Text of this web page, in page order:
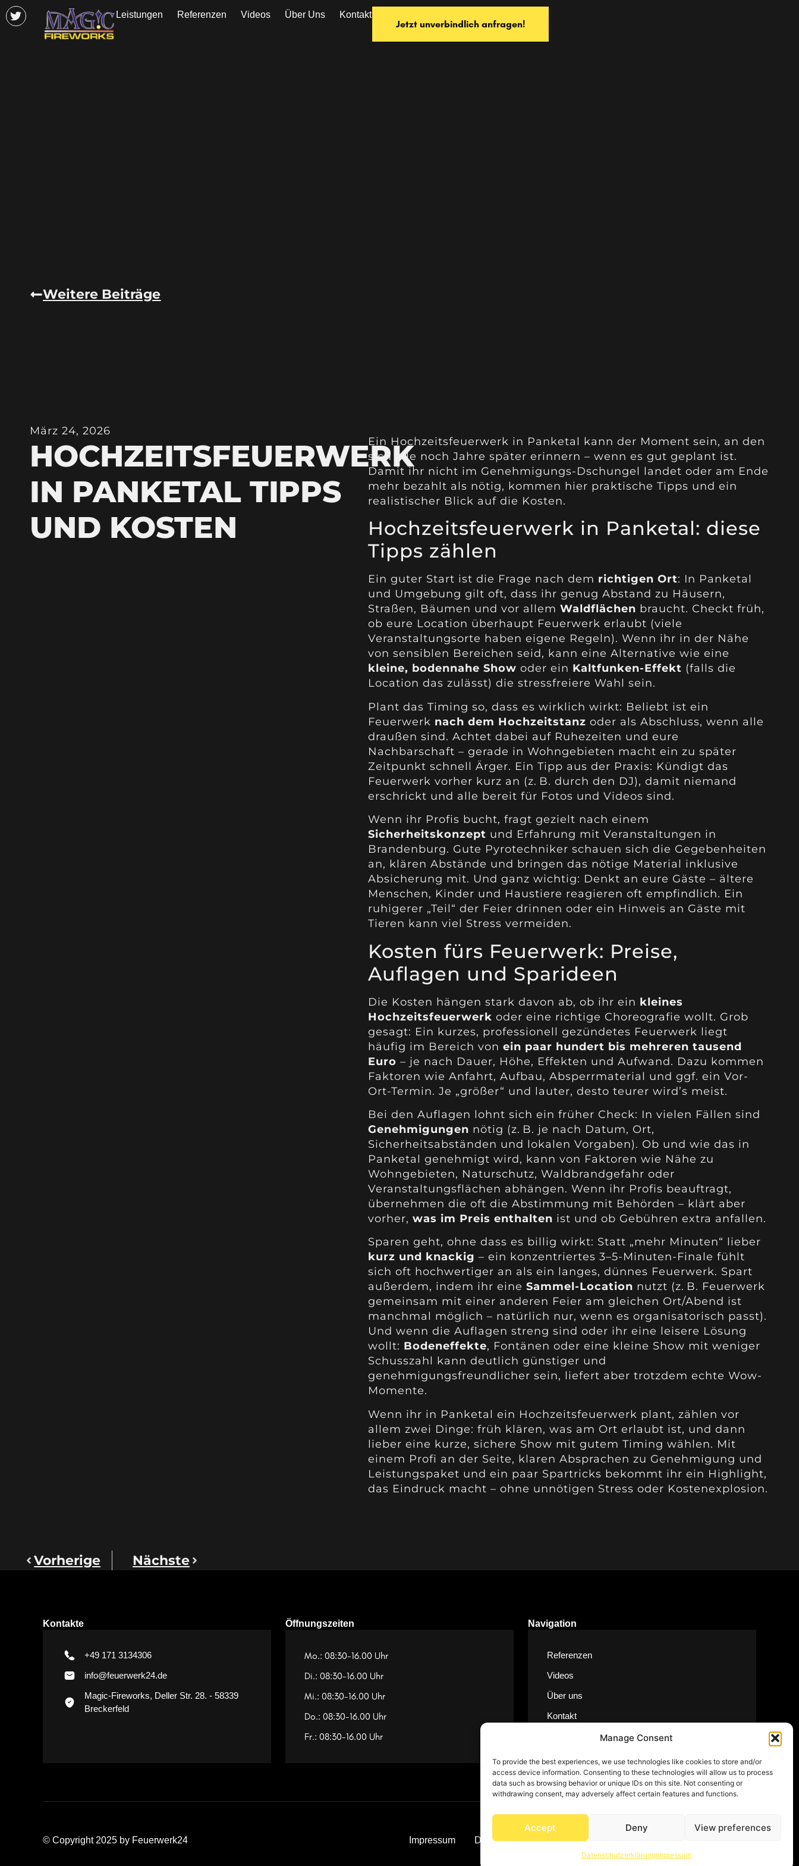
Manage Consent
To provide the best experiences, we use technologies like cookies to store and/or
access device information. Consenting to these technologies will allow us to process
data such as browsing behavior or unique IDs on this site. Not consenting or
withdrawing consent, may adversely affect certain features and functions.
Accept Deny View preferences
DatenschutzerklärungImpressum
Leistungen Referenzen Videos Über Uns Kontakt
Jetzt unverbindlich anfragen!
Weitere Beiträge
März 24, 2026
HOCHZEITSFEUERWERK
IN PANKETAL TIPPS
UND KOSTEN
Ein Hochzeitsfeuerwerk in Panketal kann der Moment sein, an den
sich alle noch Jahre später erinnern – wenn es gut geplant ist.
Damit ihr nicht im Genehmigungs-Dschungel landet oder am Ende
mehr bezahlt als nötig, kommen hier praktische Tipps und ein
realistischer Blick auf die Kosten.
Hochzeitsfeuerwerk in Panketal: diese
Tipps zählen
Ein guter Start ist die Frage nach dem richtigen Ort: In Panketal
und Umgebung gilt oft, dass ihr genug Abstand zu Häusern,
Straßen, Bäumen und vor allem Waldflächen braucht. Checkt früh,
ob eure Location überhaupt Feuerwerk erlaubt (viele
Veranstaltungsorte haben eigene Regeln). Wenn ihr in der Nähe
von sensiblen Bereichen seid, kann eine Alternative wie eine
kleine, bodennahe Show oder ein Kaltfunken-Effekt (falls die
Location das zulässt) die stressfreiere Wahl sein.
Plant das Timing so, dass es wirklich wirkt: Beliebt ist ein
Feuerwerk nach dem Hochzeitstanz oder als Abschluss, wenn alle
draußen sind. Achtet dabei auf Ruhezeiten und eure
Nachbarschaft – gerade in Wohngebieten macht ein zu später
Zeitpunkt schnell Ärger. Ein Tipp aus der Praxis: Kündigt das
Feuerwerk vorher kurz an (z. B. durch den DJ), damit niemand
erschrickt und alle bereit für Fotos und Videos sind.
Wenn ihr Profis bucht, fragt gezielt nach einem
Sicherheitskonzept und Erfahrung mit Veranstaltungen in
Brandenburg. Gute Pyrotechniker schauen sich die Gegebenheiten
an, klären Abstände und bringen das nötige Material inklusive
Absicherung mit. Und ganz wichtig: Denkt an eure Gäste – ältere
Menschen, Kinder und Haustiere reagieren oft empfindlich. Ein
ruhigerer „Teil“ der Feier drinnen oder ein Hinweis an Gäste mit
Tieren kann viel Stress vermeiden.
Kosten fürs Feuerwerk: Preise,
Auflagen und Sparideen
Die Kosten hängen stark davon ab, ob ihr ein kleines
Hochzeitsfeuerwerk oder eine richtige Choreografie wollt. Grob
gesagt: Ein kurzes, professionell gezündetes Feuerwerk liegt
häufig im Bereich von ein paar hundert bis mehreren tausend
Euro – je nach Dauer, Höhe, Effekten und Aufwand. Dazu kommen
Faktoren wie Anfahrt, Aufbau, Absperrmaterial und ggf. ein Vor-
Ort-Termin. Je „größer“ und lauter, desto teurer wird’s meist.
Bei den Auflagen lohnt sich ein früher Check: In vielen Fällen sind
Genehmigungen nötig (z. B. je nach Datum, Ort,
Sicherheitsabständen und lokalen Vorgaben). Ob und wie das in
Panketal genehmigt wird, kann von Faktoren wie Nähe zu
Wohngebieten, Naturschutz, Waldbrandgefahr oder
Veranstaltungsflächen abhängen. Wenn ihr Profis beauftragt,
übernehmen die oft die Abstimmung mit Behörden – klärt aber
vorher, was im Preis enthalten ist und ob Gebühren extra anfallen.
Sparen geht, ohne dass es billig wirkt: Statt „mehr Minuten“ lieber
kurz und knackig – ein konzentriertes 3–5-Minuten-Finale fühlt
sich oft hochwertiger an als ein langes, dünnes Feuerwerk. Spart
außerdem, indem ihr eine Sammel-Location nutzt (z. B. Feuerwerk
gemeinsam mit einer anderen Feier am gleichen Ort/Abend ist
manchmal möglich – natürlich nur, wenn es organisatorisch passt).
Und wenn die Auflagen streng sind oder ihr eine leisere Lösung
wollt: Bodeneffekte, Fontänen oder eine kleine Show mit weniger
Schusszahl kann deutlich günstiger und
genehmigungsfreundlicher sein, liefert aber trotzdem echte Wow-
Momente.
Wenn ihr in Panketal ein Hochzeitsfeuerwerk plant, zählen vor
allem zwei Dinge: früh klären, was am Ort erlaubt ist, und dann
lieber eine kurze, sichere Show mit gutem Timing wählen. Mit
einem Profi an der Seite, klaren Absprachen zu Genehmigung und
Leistungspaket und ein paar Spartricks bekommt ihr ein Highlight,
das Eindruck macht – ohne unnötigen Stress oder Kostenexplosion.
Vorherige Nächste
Kontakte
+49 171 3134306
info@feuerwerk24.de
Magic-Fireworks, Deller Str. 28. - 58339
Breckerfeld
Öffnungszeiten
Mo.: 08:30-16.00 Uhr
Di.: 08:30-16.00 Uhr
Mi.: 08:30-16.00 Uhr
Do.: 08:30-16.00 Uhr
Fr.: 08:30-16.00 Uhr
Navigation
Referenzen
Videos
Über uns
Kontakt
© Copyright 2025 by Feuerwerk24 Impressum Datenschutz